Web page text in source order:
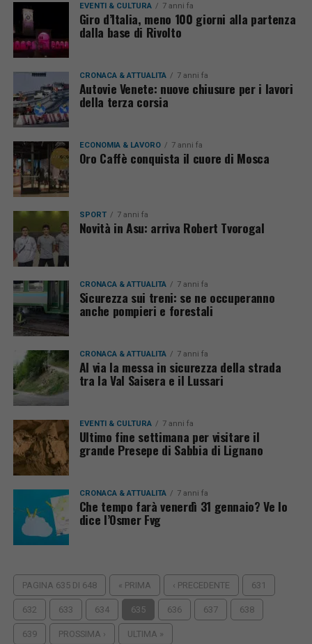
EVENTI & CULTURA 7 anni fa
Giro d’Italia, meno 100 giorni alla partenza
dalla base di Rivolto
CRONACA & ATTUALITÀ 7 anni fa
Autovie Venete: nuove chiusure per i lavori
della terza corsia
ECONOMIA & LAVORO 7 anni fa
Oro Caffè conquista il cuore di Mosca
SPORT 7 anni fa
Novità in Asu: arriva Robert Tvorogal
CRONACA & ATTUALITÀ 7 anni fa
Sicurezza sui treni: se ne occuperanno
anche pompieri e forestali
CRONACA & ATTUALITÀ 7 anni fa
Al via la messa in sicurezza della strada
tra la Val Saisera e il Lussari
EVENTI & CULTURA 7 anni fa
Ultimo fine settimana per visitare il
grande Presepe di Sabbia di Lignano
CRONACA & ATTUALITÀ 7 anni fa
Che tempo farà venerdì 31 gennaio? Ve lo
dice l’Osmer Fvg
PAGINA 635 DI 648 « PRIMA ‹ PRECEDENTE 631
632 633 634 635 636 637 638
639 PROSSIMA › ULTIMA »